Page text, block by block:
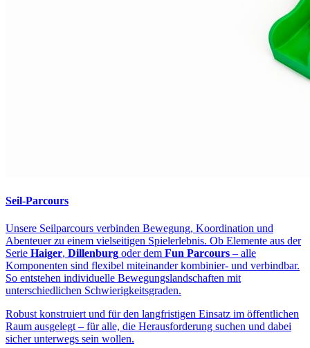
Seil-Parcours
Unsere Seilparcours verbinden Bewegung, Koordination und
Abenteuer zu einem vielseitigen Spielerlebnis. Ob Elemente aus der
Serie Haiger, Dillenburg oder dem Fun Parcours – alle
Komponenten sind flexibel miteinander kombinier- und verbindbar.
So entstehen individuelle Bewegungslandschaften mit
unterschiedlichen Schwierigkeitsgraden.
Robust konstruiert und für den langfristigen Einsatz im öffentlichen
Raum ausgelegt – für alle, die Herausforderung suchen und dabei
sicher unterwegs sein wollen.